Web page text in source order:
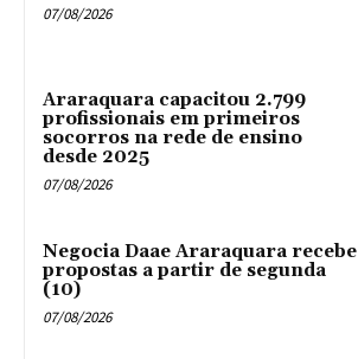
07/08/2026
Araraquara capacitou 2.799
profissionais em primeiros
socorros na rede de ensino
desde 2025
07/08/2026
Negocia Daae Araraquara recebe
propostas a partir de segunda
(10)
07/08/2026